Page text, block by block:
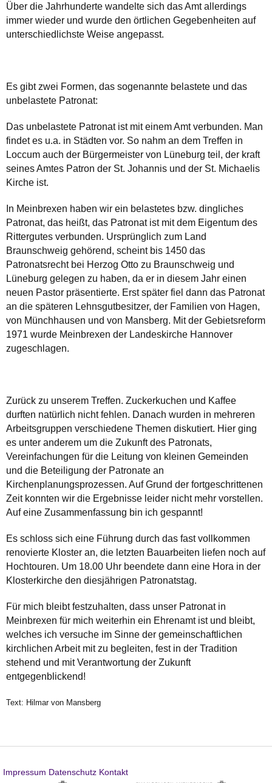
Über die Jahrhunderte wandelte sich das Amt allerdings
immer wieder und wurde den örtlichen Gegebenheiten auf
unterschiedlichste Weise angepasst.
Es gibt zwei Formen, das sogenannte belastete und das
unbelastete Patronat:
Das unbelastete Patronat ist mit einem Amt verbunden. Man
findet es u.a. in Städten vor. So nahm an dem Treffen in
Loccum auch der Bürgermeister von Lüneburg teil, der kraft
seines Amtes Patron der St. Johannis und der St. Michaelis
Kirche ist.
In Meinbrexen haben wir ein belastetes bzw. dingliches
Patronat, das heißt, das Patronat ist mit dem Eigentum des
Rittergutes verbunden. Ursprünglich zum Land
Braunschweig gehörend, scheint bis 1450 das
Patronatsrecht bei Herzog Otto zu Braunschweig und
Lüneburg gelegen zu haben, da er in diesem Jahr einen
neuen Pastor präsentierte. Erst später fiel dann das Patronat
an die späteren Lehnsgutbesitzer, der Familien von Hagen,
von Münchhausen und von Mansberg. Mit der Gebietsreform
1971 wurde Meinbrexen der Landeskirche Hannover
zugeschlagen.
Zurück zu unserem Treffen. Zuckerkuchen und Kaffee
durften natürlich nicht fehlen. Danach wurden in mehreren
Arbeitsgruppen verschiedene Themen diskutiert. Hier ging
es unter anderem um die Zukunft des Patronats,
Vereinfachungen für die Leitung von kleinen Gemeinden
und die Beteiligung der Patronate an
Kirchenplanungsprozessen. Auf Grund der fortgeschrittenen
Zeit konnten wir die Ergebnisse leider nicht mehr vorstellen.
Auf eine Zusammenfassung bin ich gespannt!
Es schloss sich eine Führung durch das fast vollkommen
renovierte Kloster an, die letzten Bauarbeiten liefen noch auf
Hochtouren. Um 18.00 Uhr beendete dann eine Hora in der
Klosterkirche den diesjährigen Patronatstag.
Für mich bleibt festzuhalten, dass unser Patronat in
Meinbrexen für mich weiterhin ein Ehrenamt ist und bleibt,
welches ich versuche im Sinne der gemeinschaftlichen
kirchlichen Arbeit mit zu begleiten, fest in der Tradition
stehend und mit Verantwortung der Zukunft
entgegenblickend!
Text: Hilmar von Mansberg
Impressum Datenschutz Kontakt